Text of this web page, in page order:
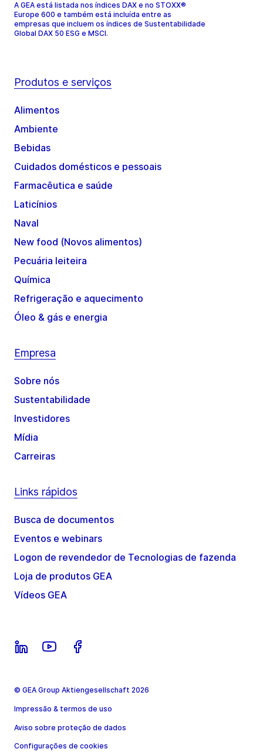
A GEA está listada nos índices DAX e no STOXX®
Europe 600 e também está incluída entre as
empresas que incluem os índices de Sustentabilidade
Global DAX 50 ESG e MSCI.
Produtos e serviços
Alimentos
Ambiente
Bebidas
Cuidados domésticos e pessoais
Farmacêutica e saúde
Laticínios
Naval
New food (Novos alimentos)
Pecuária leiteira
Química
Refrigeração e aquecimento
Óleo & gás e energia
Empresa
Sobre nós
Sustentabilidade
Investidores
Mídia
Carreiras
Links rápidos
Busca de documentos
Eventos e webinars
Logon de revendedor de Tecnologias de fazenda
Loja de produtos GEA
Vídeos GEA
© GEA Group Aktiengesellschaft 2026
Impressão & termos de uso
Aviso sobre proteção de dados
Configurações de cookies